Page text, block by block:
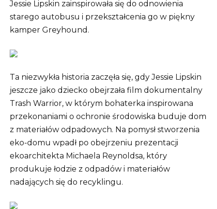
Jessie Lipskin zainspirowała się do odnowienia
starego autobusu i przekształcenia go w piękny
kamper Greyhound.
Ta niezwykła historia zaczęła się, gdy Jessie Lipskin
jeszcze jako dziecko obejrzała film dokumentalny
Trash Warrior, w którym bohaterka inspirowana
przekonaniami o ochronie środowiska buduje dom
z materiałów odpadowych. Na pomysł stworzenia
eko-domu wpadł po obejrzeniu prezentacji
ekoarchitekta Michaela Reynoldsa, który
produkuje łodzie z odpadów i materiałów
nadających się do recyklingu.